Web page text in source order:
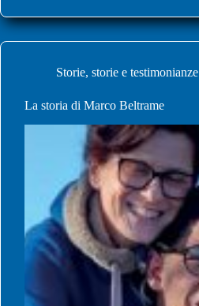
Storie, storie e testimonianze
La storia di Marco Beltrame